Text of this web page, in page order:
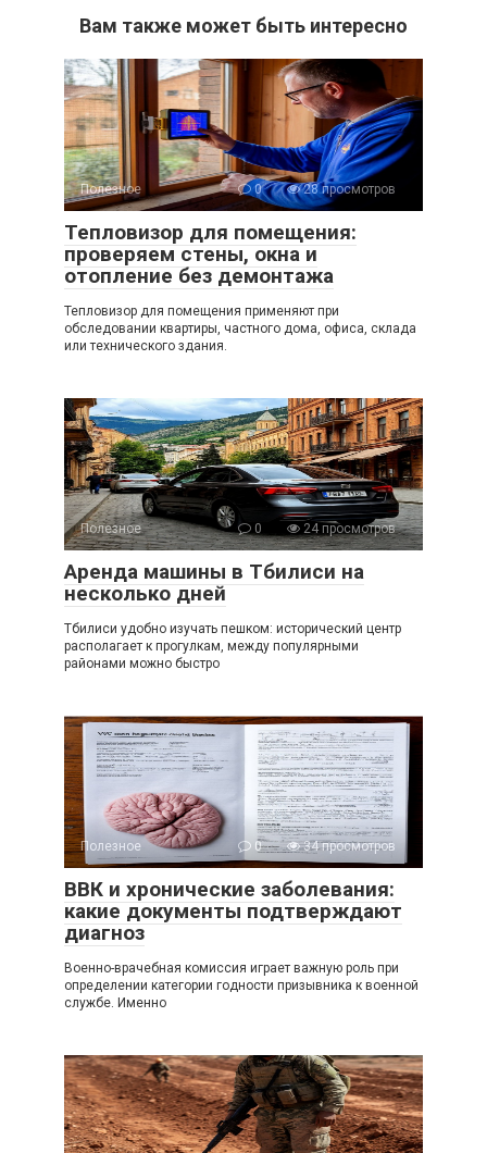
Вам также может быть интересно
Полезное 0 28 просмотров
Тепловизор для помещения:
проверяем стены, окна и
отопление без демонтажа
Тепловизор для помещения применяют при
обследовании квартиры, частного дома, офиса, склада
или технического здания.
Полезное 0 24 просмотров
Аренда машины в Тбилиси на
несколько дней
Тбилиси удобно изучать пешком: исторический центр
располагает к прогулкам, между популярными
районами можно быстро
Полезное 0 34 просмотров
ВВК и хронические заболевания:
какие документы подтверждают
диагноз
Военно-врачебная комиссия играет важную роль при
определении категории годности призывника к военной
службе. Именно